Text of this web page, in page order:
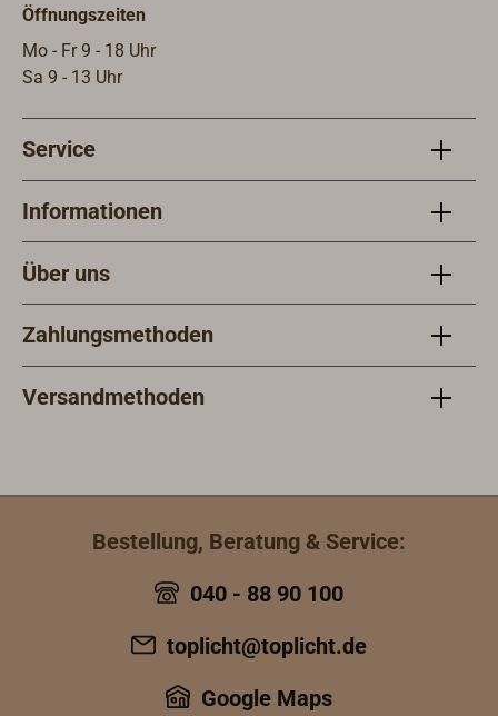
Öffnungszeiten
Mo - Fr 9 - 18 Uhr
Sa 9 - 13 Uhr
Service
Informationen
Über uns
Zahlungsmethoden
Versandmethoden
Bestellung, Beratung & Service:
040 - 88 90 100
toplicht@toplicht.de
Google Maps